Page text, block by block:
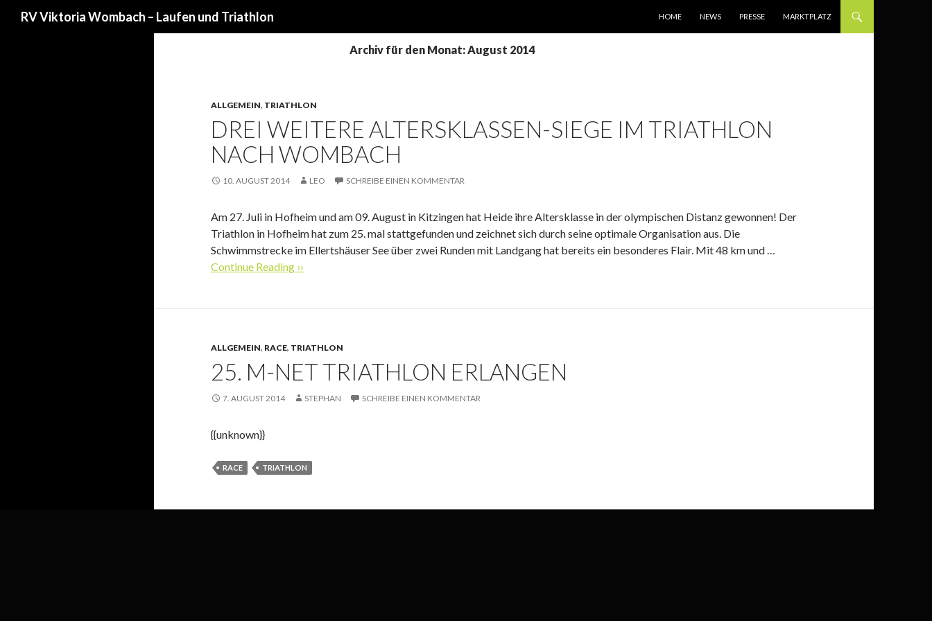
RV Viktoria Wombach – Laufen und Triathlon
HOME
NEWS PRESSE MARKTPLATZ
Archiv für den Monat: August 2014
ALLGEMEIN, TRIATHLON
DREI WEITERE ALTERSKLASSEN-SIEGE IM TRIATHLON
NACH WOMBACH
10. AUGUST 2014 LEO SCHREIBE EINEN KOMMENTAR
Am 27. Juli in Hofheim und am 09. August in Kitzingen hat Heide ihre Altersklasse in der olympischen Distanz gewonnen! Der
Triathlon in Hofheim hat zum 25. mal stattgefunden und zeichnet sich durch seine optimale Organisation aus. Die
Schwimmstrecke im Ellertshäuser See über zwei Runden mit Landgang hat bereits ein besonderes Flair. Mit 48 km und …
Continue Reading ››
ALLGEMEIN, RACE, TRIATHLON
25. M-NET TRIATHLON ERLANGEN
7. AUGUST 2014 STEPHAN SCHREIBE EINEN KOMMENTAR
{{unknown}}
RACE TRIATHLON